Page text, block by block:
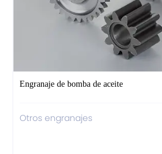
Engranaje de bomba de aceite
Otros engranajes